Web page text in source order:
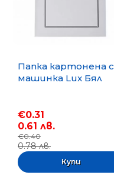
Папка картонена с
машинка Lux Бял
€0.31
0.61 лв.
€0.40
0.78 лв.